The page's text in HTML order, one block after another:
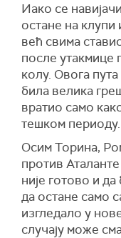
Иако се
остане на клупи
већ свима
после
колу. Овога
била велика
вратио само
тешком периоду.
Осим Торина,
против
није готово и
да остане само
изгледало у
случају може